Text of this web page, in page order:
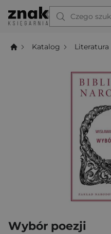
Czego
Katalog Literatura
Wybór poezji